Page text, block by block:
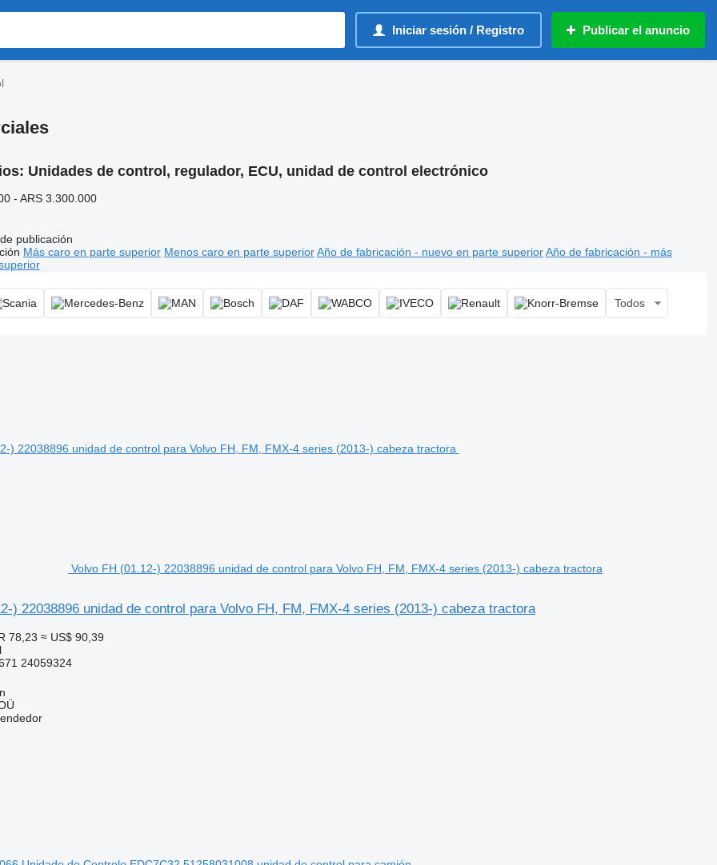
Iniciar sesión / Registro Publicar el anuncio
Unidades de control, regulador, ECU, unidad de control electrónico
- ARS 3.300.000
publicación
Más caro en parte superior Menos caro en parte superior Año de fabricación - nuevo en parte superior Año de fabricación - más
Todos
Volvo FH (01.12-) 22038896 unidad de control para Volvo FH, FM, FMX-4 series (2013-) cabeza tractora
) 22038896 unidad de control para Volvo FH, FM, FMX-4 series (2013-) cabeza tractora
78,23 ≈ US$ 90,39
24059324